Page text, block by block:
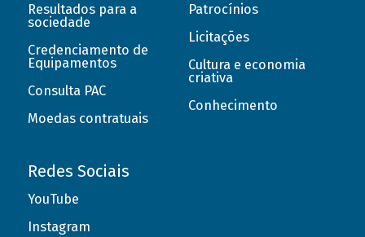
Resultados para a
sociedade
Credenciamento de
Equipamentos
Consulta PAC
Moedas contratuais
Patrocínios
Licitações
Cultura e economia
criativa
Conhecimento
Redes Sociais
YouTube
Instagram